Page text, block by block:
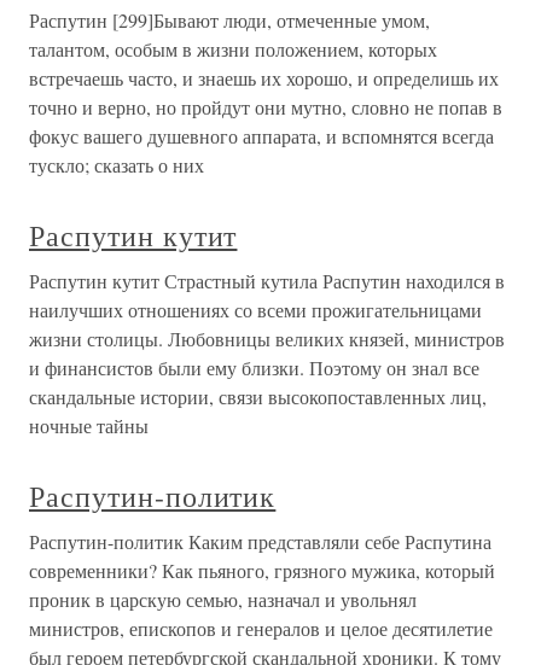
Распутин [299]Бывают люди, отмеченные умом,
талантом, особым в жизни положением, которых
встречаешь часто, и знаешь их хорошо, и определишь их
точно и верно, но пройдут они мутно, словно не попав в
фокус вашего душевного аппарата, и вспомнятся всегда
тускло; сказать о них
Распутин кутит
Распутин кутит Страстный кутила Распутин находился в
наилучших отношениях со всеми прожигательницами
жизни столицы. Любовницы великих князей, министров
и финансистов были ему близки. Поэтому он знал все
скандальные истории, связи высокопоставленных лиц,
ночные тайны
Распутин-политик
Распутин-политик Каким представляли себе Распутина
современники? Как пьяного, грязного мужика, который
проник в царскую семью, назначал и увольнял
министров, епископов и генералов и целое десятилетие
был героем петербургской скандальной хроники. К тому